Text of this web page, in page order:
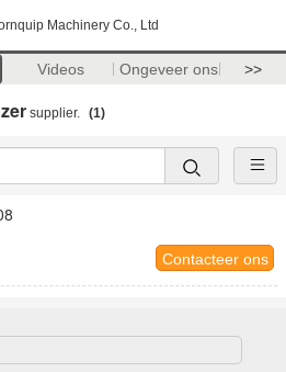
Machinery Co., Ltd
Videos Ongeveer ons >>
supplier. (1)
Contacteer ons